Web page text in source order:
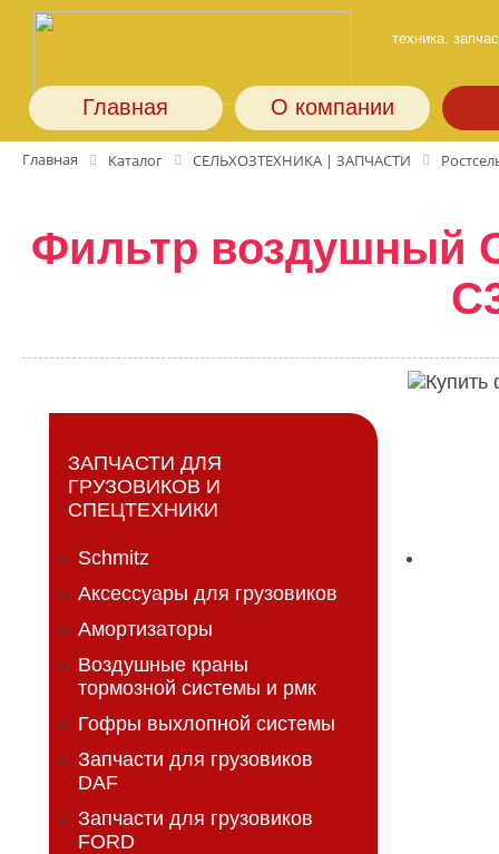
техника.
Главная О компании
Главная Каталог СЕЛЬХОЗТЕХНИКА | ЗАПЧАСТИ
Фильтр воздушный
ЗАПЧАСТИ ДЛЯ
ГРУЗОВИКОВ И
СПЕЦТЕХНИКИ
Schmitz
Аксессуары для грузовиков
Амортизаторы
Воздушные краны
тормозной системы и рмк
Гофры выхлопной системы
Запчасти для грузовиков
DAF
Запчасти для грузовиков
FORD